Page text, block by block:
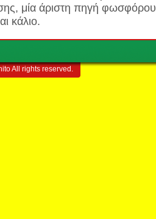
μία άριστη πηγή
κάλιο.
All rights reserved.